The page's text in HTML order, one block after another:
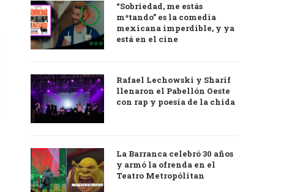
9.0
“Sobriedad, me estás
m*tando” es la comedia
mexicana imperdible, y ya
está en el cine
Rafael Lechowski y Sharif
llenaron el Pabellón Oeste
con rap y poesía de la chida
La Barranca celebró 30 años
y armó la ofrenda en el
Teatro Metropólitan